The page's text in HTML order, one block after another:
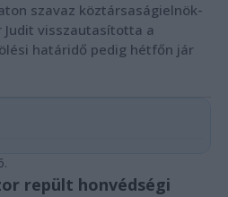
szavaz köztársaságielnök-
visszautasította a
határidő pedig hétfőn jár
repült honvédségi